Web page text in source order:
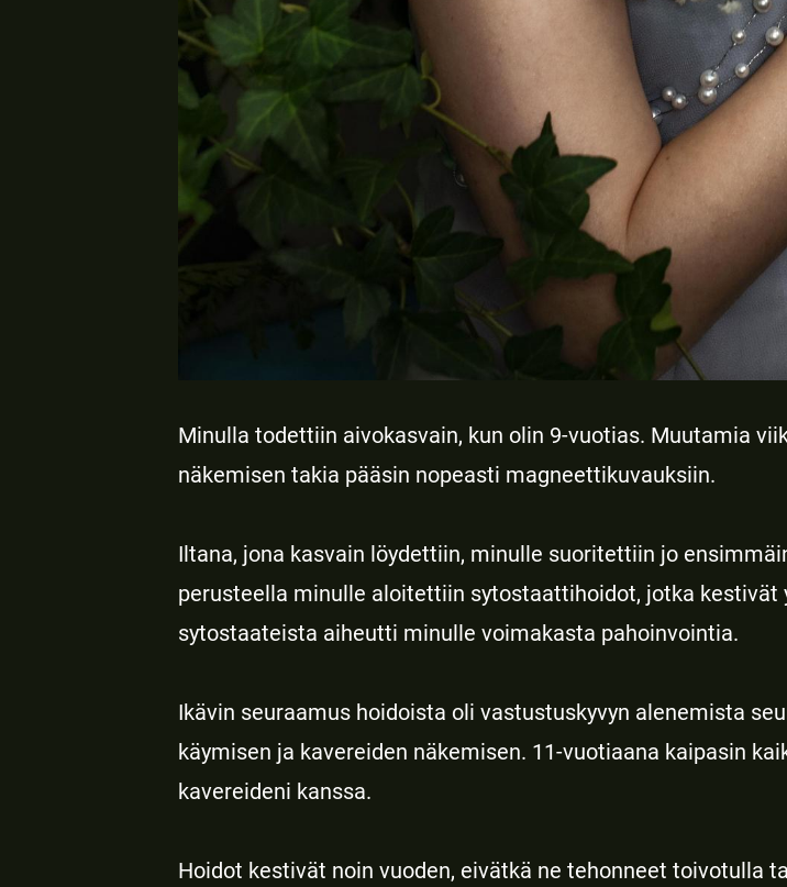
Minulla todettiin aivokasvain, kun olin 9-vuotias. Muutamia
näkemisen takia pääsin nopeasti magneettikuvauksiin.
Iltana, jona kasvain löydettiin, minulle suoritettiin jo
perusteella minulle aloitettiin sytostaattihoidot, jotka kestivät
sytostaateista aiheutti minulle voimakasta pahoinvointia.
Ikävin seuraamus hoidoista oli vastustuskyvyn alenemista
käymisen ja kavereiden näkemisen. 11-vuotiaana kaipasin
kavereideni kanssa.
Hoidot kestivät noin vuoden, eivätkä ne tehonneet toivotulla